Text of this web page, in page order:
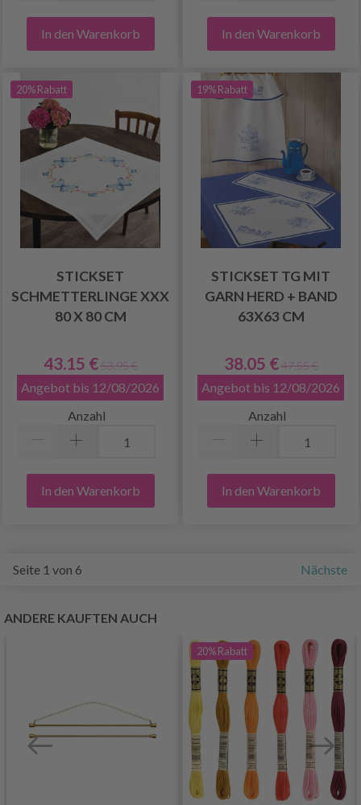
In den Warenkorb In den Warenkorb
20% Rabatt
STICKSET
SCHMETTERLINGE XXX
80 X 80 CM
43.15 € 53.95 €
Angebot bis 12/08/2026
Anzahl
In den Warenkorb
19% Rabatt
STICKSET TG MIT
GARN HERD + BAND
63X63 CM
38.05 € 47.55 €
Angebot bis 12/08/2026
Anzahl
In den Warenkorb
Seite 1 von 6 Nächste
ANDERE KAUFTEN AUCH
20%Rabatt